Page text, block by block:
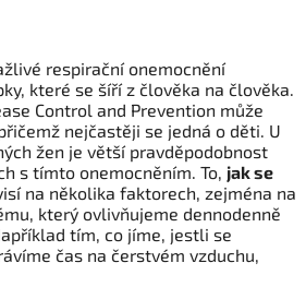
respirační onemocnění
které se šíří z člověka na člověka.
Control and Prevention může
nejčastěji se jedná o děti. U
žen je větší pravděpodobnost
s tímto onemocněním. To, jak se
na několika faktorech, zejména na
který ovlivňujeme dennodenně
tím, co jíme, jestli se
čas na čerstvém vzduchu,